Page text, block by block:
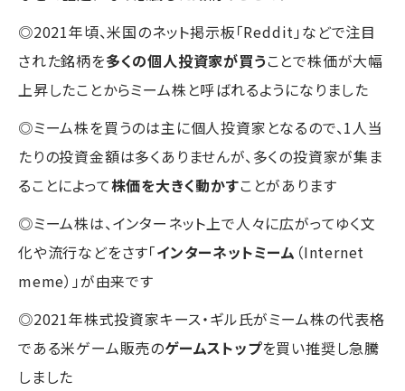
◎2021年頃、米国のネット掲示板「Reddit」などで注目
された銘柄を多くの個人投資家が買うことで株価が大幅
上昇したことからミーム株と呼ばれるようになりました
◎ミーム株を買うのは主に個人投資家となるので、1人当
たりの投資金額は多くありませんが、多くの投資家が集ま
ることによって株価を大きく動かすことがあります
◎ミーム株は、インターネット上で人々に広がってゆく文
化や流行などをさす「インターネットミーム （Internet
meme）」が由来です
◎2021年株式投資家キース・ギル氏がミーム株の代表格
である米ゲーム販売のゲームストップを買い推奨し急騰
しました